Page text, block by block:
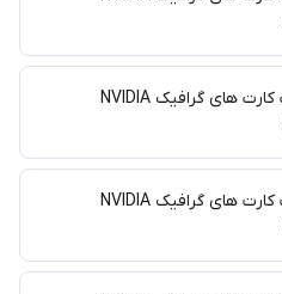
فاش شدن مشخصات کارت های گرافیک‌ NVIDIA
فاش شدن مشخصات کارت های گرافیک‌ NVIDIA